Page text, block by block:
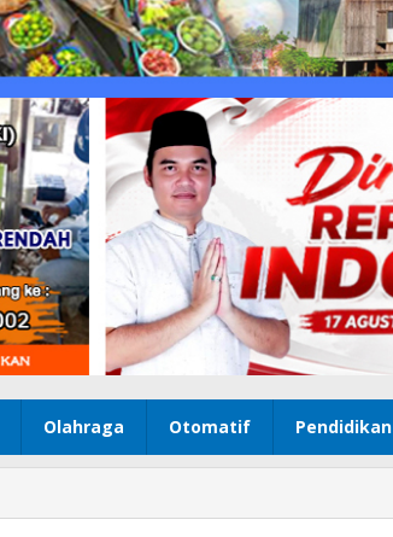
Olahraga Otomatif Pendidikan